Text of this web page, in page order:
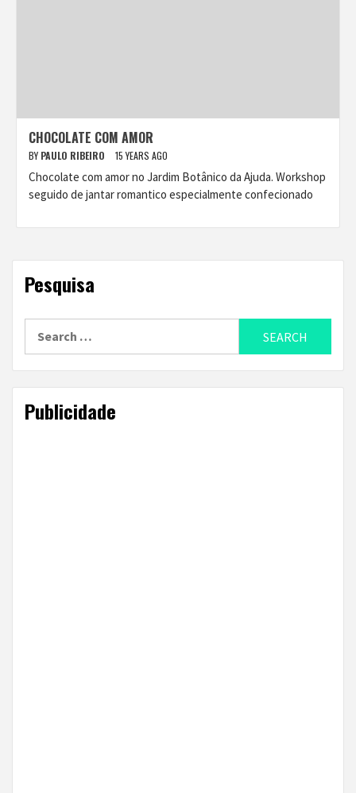
CHOCOLATE COM AMOR
BY PAULO RIBEIRO 15 YEARS AGO
Chocolate com amor no Jardim Botânico da Ajuda. Workshop
seguido de jantar romantico especialmente confecionado
Pesquisa
Publicidade